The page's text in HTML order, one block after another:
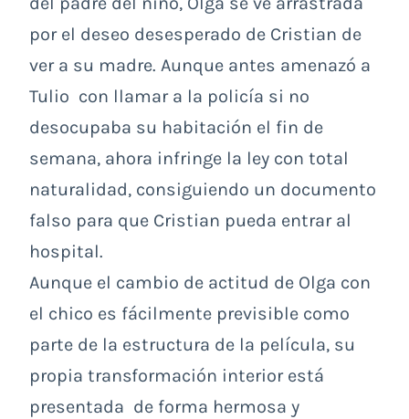
por el deseo desesperado de Cristian de
ver a su madre. Aunque antes amenazó a
Tulio con llamar a la policía si no
desocupaba su habitación el fin de
semana, ahora infringe la ley con total
naturalidad, consiguiendo un documento
falso para que Cristian pueda entrar al
hospital.
Aunque el cambio de actitud de Olga con
el chico es fácilmente previsible como
parte de la estructura de la película, su
propia transformación interior está
presentada de forma hermosa y